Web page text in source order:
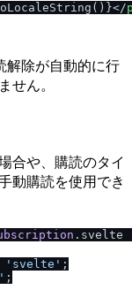
</
解除が自動的に行
せん。
合や、購読のタイ
動購読を使用でき
. svelte
'svelte' ;
;